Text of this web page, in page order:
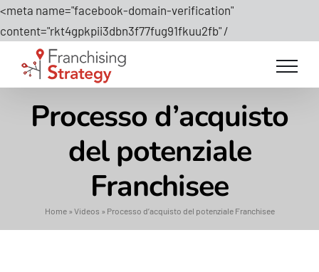
<meta name="facebook-domain-verification"
content="rkt4gpkpii3dbn3f77fug91fkuu2fb" /
contenuto
Processo d’acquisto
del potenziale
Franchisee
Home» Videos » Processo d’acquisto del potenziale Franchisee